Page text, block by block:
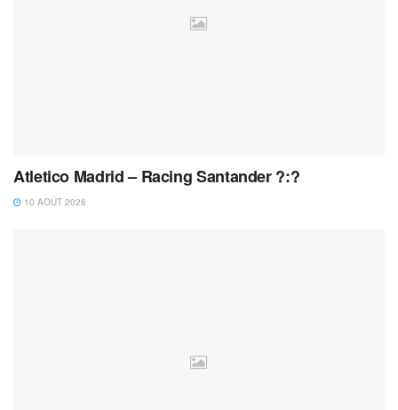
Atletico Madrid – Racing Santander ?:?
10 AOÛT 2026